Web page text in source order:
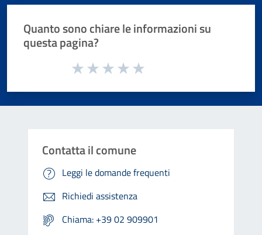
Quanto sono chiare le informazioni su
questa pagina?
Valuta da 1 a 5 stelle la pagina
Contatta il comune
Leggi le domande frequenti
Richiedi assistenza
Chiama: +39 02 909901